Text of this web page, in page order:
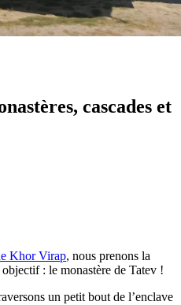
cascades et
Khor Virap, nous prenons la
: le monastère de Tatev !
un petit bout de l’enclave